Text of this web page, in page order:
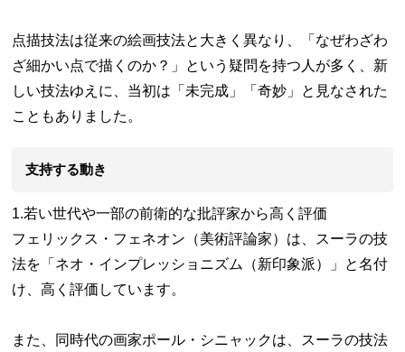
点描技法は従来の絵画技法と大きく異なり、「なぜわざわ
ざ細かい点で描くのか？」という疑問を持つ人が多く、新
しい技法ゆえに、当初は「未完成」「奇妙」と見なされた
こともありました。
支持する動き
1.若い世代や一部の前衛的な批評家から高く評価
フェリックス・フェネオン（美術評論家）は、スーラの技
法を「ネオ・インプレッショニズム（新印象派）」と名付
け、高く評価しています。
また、同時代の画家ポール・シニャックは、スーラの技法